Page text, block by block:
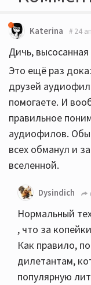
Katerina 24
Дичь,
Это ещё раз
друзей
помогаете. И
правильное
аудиофилов.
всех обманул и
вселенной.
Dysindich
Нормальный
, что за
Как правило,
дилетантам,
популярную